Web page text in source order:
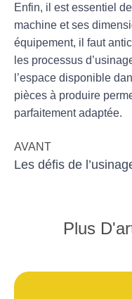
Enfin, il est essentiel
machine et ses
équipement, il faut
les processus
l’espace disponible
pièces à produire
parfaitement adaptée.
AVANT
Plus